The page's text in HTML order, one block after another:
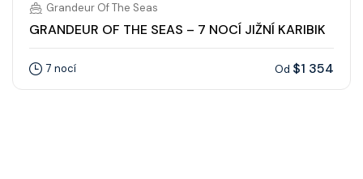
Grandeur Of The Seas
GRANDEUR OF THE SEAS – 7 NOCÍ JIŽNÍ KARIBIK
7 nocí Od $1 354